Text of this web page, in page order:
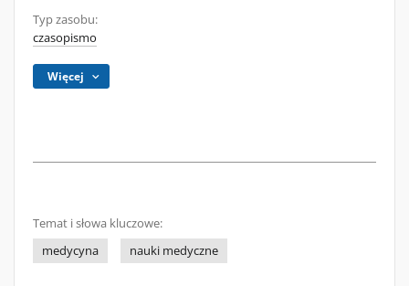
Typ zasobu:
czasopismo
Więcej
Temat i słowa kluczowe:
medycyna
nauki medyczne